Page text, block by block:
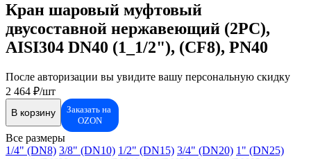
Кран шаровый муфтовый
двусоставной нержавеющий (2PC),
AISI304 DN40 (1_1/2"), (CF8), PN40
После авторизации вы увидите вашу персональную скидку
2 464 ₽/шт
В корзину
Заказать на
OZON
Все размеры
1/4" (DN8) 3/8" (DN10) 1/2" (DN15) 3/4" (DN20) 1" (DN25)